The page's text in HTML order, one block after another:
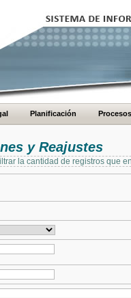
Planificación Procesos
y Reajustes
la cantidad de registros que